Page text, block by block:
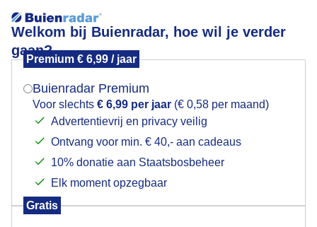
Welkom bij Buienradar, hoe wil je verder
gaan?
Premium € 6,99 / jaar
Buienradar Premium
Voor slechts € 6,99 per jaar (€ 0,58 per maand)
Advertentievrij en privacy veilig
Ontvang voor min. € 40,- aan cadeaus
10% donatie aan Staatsbosbeheer
Elk moment opzegbaar
Gratis
Grutto in de polder van Eemnes vanmiddag.
Mogen we je locatie gebruiken voor het
Indien je hier nog geen akkoord op hebt gegeven,
verschijnt er zo een pop-up uit je browser waarin
Is goed, toon de popup